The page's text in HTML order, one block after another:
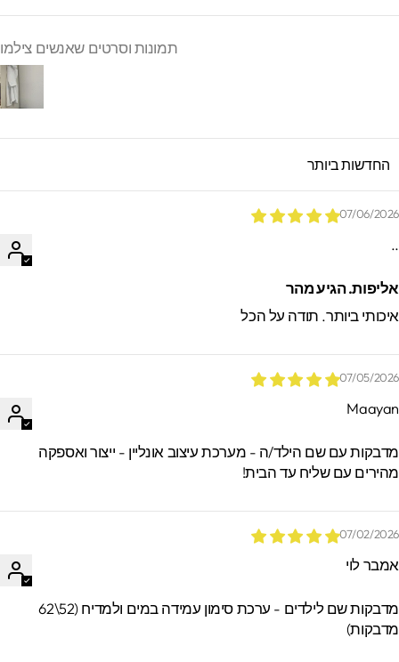
הזמנות.
תמונות וסרטים שאנשים צילמו
SORT
07/06/
הגיע מהר
ביותר. תודה על הכל
07/05/
עם שם הילד/ה - מערכת עיצוב אונליין - ייצור ואספקה
עם שליח עד הבית!
07/02/
לוי
מדבקות שם לילדים - ערכת סימון עמידה במים ולמדיח (52\62